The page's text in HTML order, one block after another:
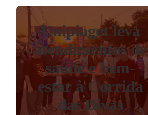
Unipiaget leva
atendimentos de
saúde e bem-
estar à Corrida
das Divas